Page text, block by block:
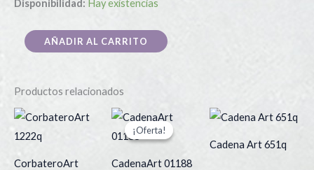
Disponibilidad: Hay existencias
AÑADIR AL CARRITO
Productos relacionados
CorbateroArt
¡Oferta!
¡Oferta!
CadenaArt 01188
El
precio
original
$1.425,00.
precio
es:Cadena Art 651q